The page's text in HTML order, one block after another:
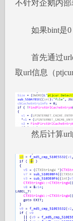
不针对企鹅内部
如果bint是0
首先通过
取url信息（ptjcur
然后计算url